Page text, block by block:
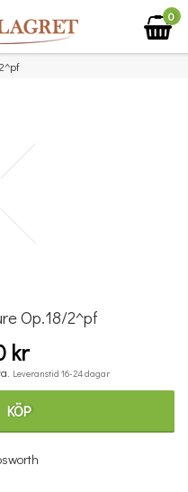
0
Op.18/2^pf
kr
Leveranstid 16-24 dagar
KÖP